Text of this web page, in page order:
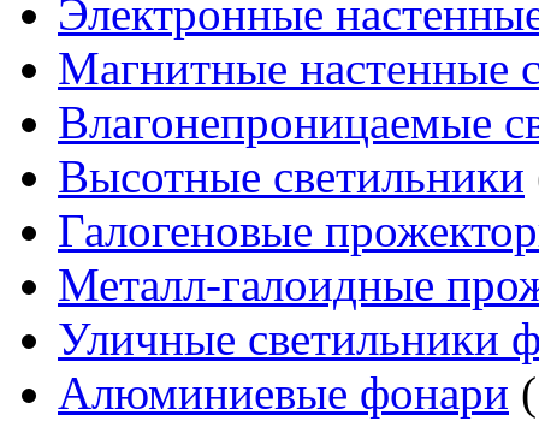
Электронные
Магнитные настенные
Влагонепроницаемые
Высотные светильники
Галогеновые
Металл-галоидные
Уличные светильники
Алюминиевые фонари